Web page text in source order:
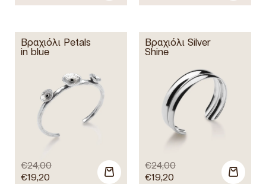
Βραχιόλι Petals
in blue
€24,00
€19,20
Βραχιόλι Silver
Shine
€24,00
€19,20